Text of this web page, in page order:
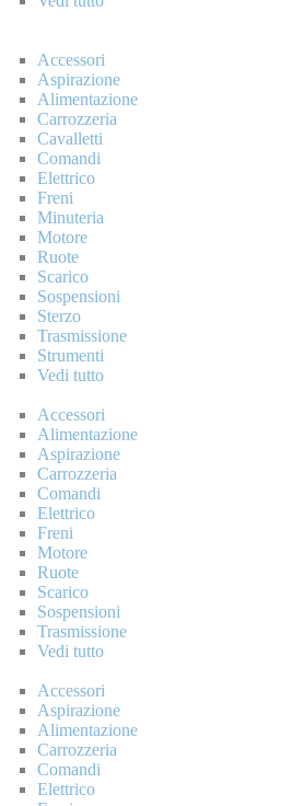
Accessori
Aspirazione
Alimentazione
Carrozzeria
Cavalletti
Comandi
Elettrico
Freni
Minuteria
Motore
Ruote
Scarico
Sospensioni
Sterzo
Trasmissione
Strumenti
Vedi tutto
Accessori
Alimentazione
Aspirazione
Carrozzeria
Comandi
Elettrico
Freni
Motore
Ruote
Scarico
Sospensioni
Trasmissione
Vedi tutto
Accessori
Aspirazione
Alimentazione
Carrozzeria
Comandi
Elettrico